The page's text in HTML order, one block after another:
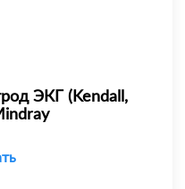
ЭКГ (Kendall,